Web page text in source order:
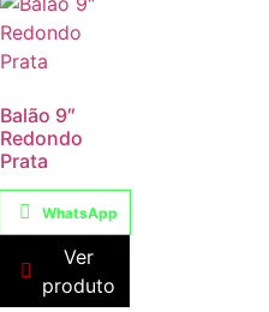
Balão 9″
Redondo
Prata
WhatsApp
Ver
produto